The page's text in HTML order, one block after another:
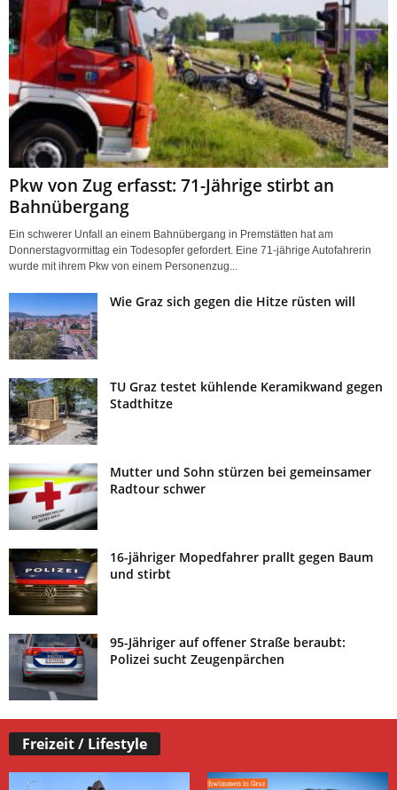
Pkw von Zug erfasst: 71-Jährige stirbt an
Bahnübergang
Ein schwerer Unfall an einem Bahnübergang in Premstätten hat am
Donnerstagvormittag ein Todesopfer gefordert. Eine 71-jährige Autofahrerin
wurde mit ihrem Pkw von einem Personenzug...
Wie Graz sich gegen die Hitze rüsten will
TU Graz testet kühlende Keramikwand gegen
Stadthitze
Mutter und Sohn stürzen bei gemeinsamer
Radtour schwer
16-jähriger Mopedfahrer prallt gegen Baum
und stirbt
95-Jähriger auf offener Straße beraubt:
Polizei sucht Zeugenpärchen
Freizeit / Lifestyle